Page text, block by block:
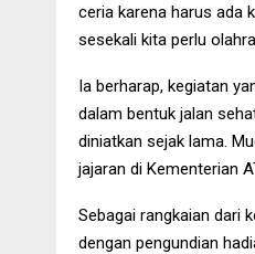
ceria karena harus ada
sesekali kita perlu
Ia berharap, kegiatan
dalam bentuk jalan
diniatkan sejak lama.
jajaran di Kementerian
Sebagai rangkaian dari
dengan pengundian